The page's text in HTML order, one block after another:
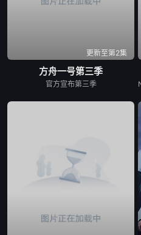
更新至第2集
方舟一号第三季
官方宣布第三季